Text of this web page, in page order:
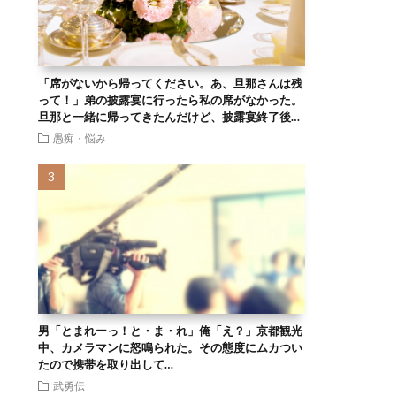
「席がないから帰ってください。あ、旦那さんは残
って！」弟の披露宴に行ったら私の席がなかった。
旦那と一緒に帰ってきたんだけど、披露宴終了後…
愚痴・悩み
男「とまれーっ！と・ま・れ」俺「え？」京都観光
中、カメラマンに怒鳴られた。その態度にムカつい
たので携帯を取り出して…
武勇伝